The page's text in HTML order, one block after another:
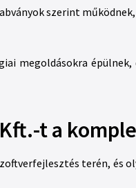
szerint
megoldásokra
t a
terén, és